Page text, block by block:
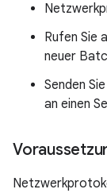
Rufen Sie
neuer
Senden
an einen